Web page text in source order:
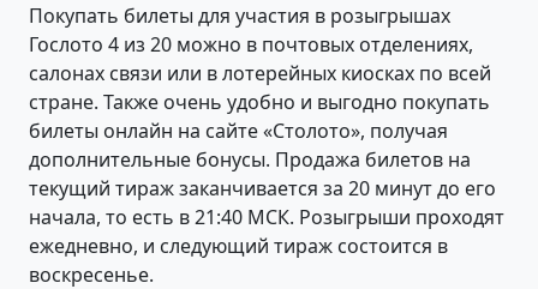
Покупать билеты для участия в розыгрышах
Гослото 4 из 20 можно в почтовых отделениях,
салонах связи или в лотерейных киосках по всей
стране. Также очень удобно и выгодно покупать
билеты онлайн на сайте «Столото», получая
дополнительные бонусы. Продажа билетов на
текущий тираж заканчивается за 20 минут до его
начала, то есть в 21:40 МСК. Розыгрыши проходят
ежедневно, и следующий тираж состоится в
воскресенье.